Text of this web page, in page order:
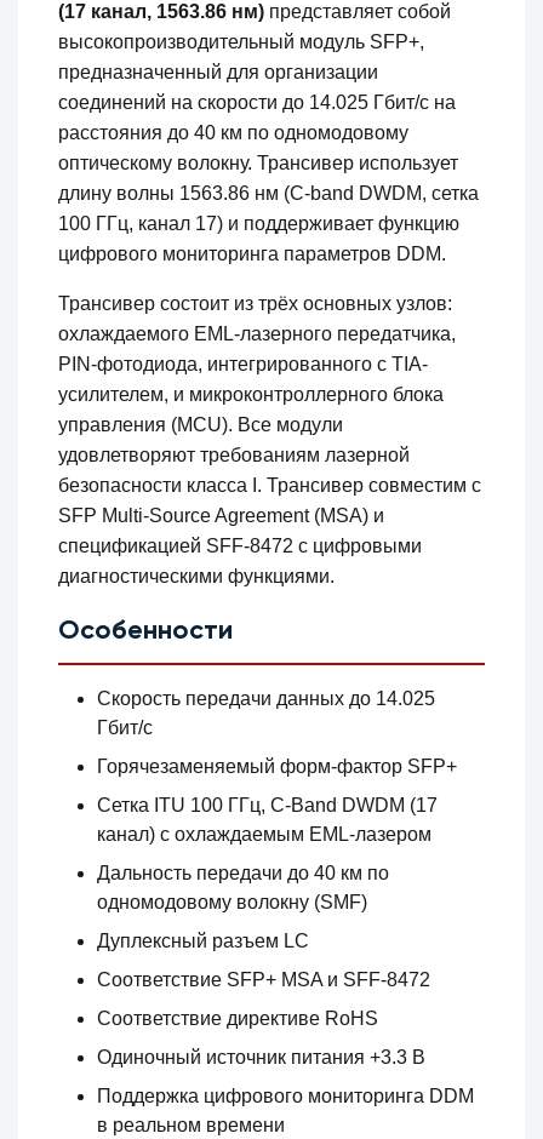
(17 канал, 1563.86 нм) представляет собой
высокопроизводительный модуль SFP+,
предназначенный для организации
соединений на скорости до 14.025 Гбит/с на
расстояния до 40 км по одномодовому
оптическому волокну. Трансивер использует
длину волны 1563.86 нм (C-band DWDM, сетка
100 ГГц, канал 17) и поддерживает функцию
цифрового мониторинга параметров DDM.
Трансивер состоит из трёх основных узлов:
охлаждаемого EML-лазерного передатчика,
PIN-фотодиода, интегрированного с TIA-
усилителем, и микроконтроллерного блока
управления (MCU). Все модули
удовлетворяют требованиям лазерной
безопасности класса I. Трансивер совместим с
SFP Multi-Source Agreement (MSA) и
спецификацией SFF-8472 с цифровыми
диагностическими функциями.
Особенности
Скорость передачи данных до 14.025
Гбит/с
Горячезаменяемый форм-фактор SFP+
Сетка ITU 100 ГГц, C-Band DWDM (17
канал) с охлаждаемым EML-лазером
Дальность передачи до 40 км по
одномодовому волокну (SMF)
Дуплексный разъем LC
Соответствие SFP+ MSA и SFF-8472
Соответствие директиве RoHS
Одиночный источник питания +3.3 В
Поддержка цифрового мониторинга DDM
в реальном времени